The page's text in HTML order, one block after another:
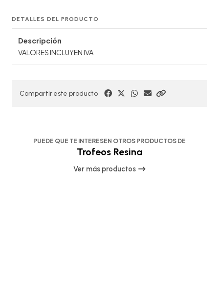
DETALLES DEL PRODUCTO
Descripción
VALORES INCLUYEN IVA
Compartir este producto
PUEDE QUE TE INTERESEN OTROS PRODUCTOS DE
Trofeos Resina
Ver más productos